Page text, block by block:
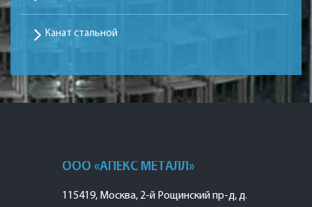
Канат стальной
ООО «АПЕКС МЕТАЛЛ»
115419, Москва, 2-й Рощинский пр-д, д.